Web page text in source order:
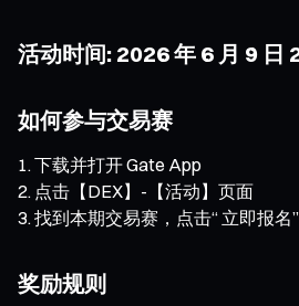
活动时间: 2026 年 6 月 9 日
如何参与交易赛
下载并打开 Gate App
点击【DEX】-【活动】页面
找到本期交易赛，点击“ 立即报名
奖励规则